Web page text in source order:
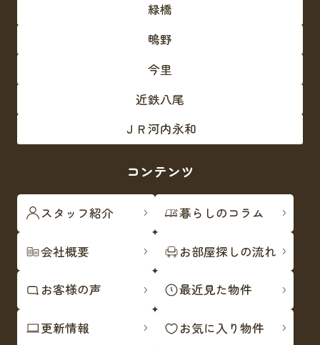
緑橋
鴫野
今里
近鉄八尾
ＪＲ河内永和
コンテンツ
スタッフ紹介 暮らしのコラム
会社概要 お部屋探しの流れ
お客様の声 最近見た物件
更新情報 お気に入り物件